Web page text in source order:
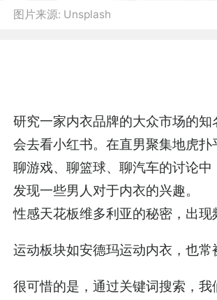
图片来源: Unsplash
研究一家内衣品牌的大众市场的知
会去看小红书。在直男聚集地虎扑
聊游戏、聊篮球、聊汽车的讨论中
发现一些男人对于内衣的兴趣。
性感天花板维多利亚的秘密，出现
运动板块如安德玛运动内衣，也常
很可惜的是，通过关键词搜索，我